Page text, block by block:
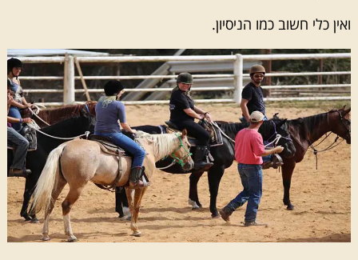
ואין כלי חשוב כמו הניסיון.